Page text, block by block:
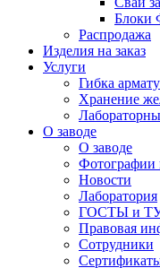
Блоки
Распродажа
Изделия на заказ
Услуги
Гибка
Хранение
О заводе
О заводе
Фотографии
Новости
Лаборатория
ГОСТЫ и
Правовая
Сотрудники